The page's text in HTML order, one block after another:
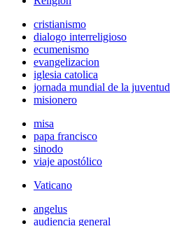
cristianismo
dialogo interreligioso
ecumenismo
evangelizacion
iglesia catolica
jornada mundial de la juventud
misionero
misa
papa francisco
sinodo
viaje apostólico
Vaticano
angelus
audiencia general